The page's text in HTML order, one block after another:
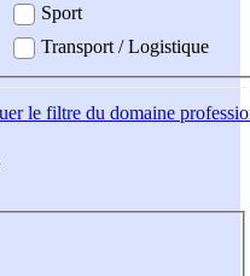
Sport
Transport / Logistique
le filtre du domaine